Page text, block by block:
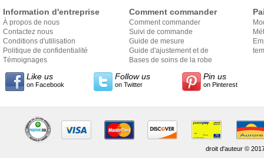
Information d'entreprise
À propos de nous
Contactez nous
Conditions d'utilisation
Politique de confidentialité
Témoignages
Comment commander
Comment commander
Suivi de commande
Guide de mesure
Guide d'ajustement et de
style
Bases de soins de la robe
Like us
on Facebook
Follow us
on Twitter
Pin us
on Pinterest
droit d'auteur ©